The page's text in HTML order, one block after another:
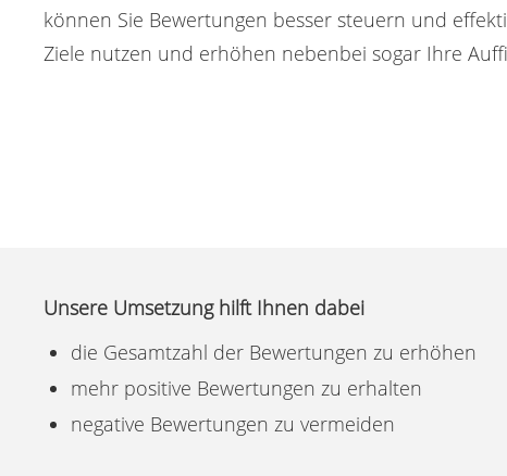
können Sie Bewertungen besser steuern und
Ziele nutzen und erhöhen nebenbei sogar Ihre
Unsere Umsetzung hilft Ihnen dabei
die Gesamtzahl der Bewertungen zu erhöhen
mehr positive Bewertungen zu erhalten
negative Bewertungen zu vermeiden